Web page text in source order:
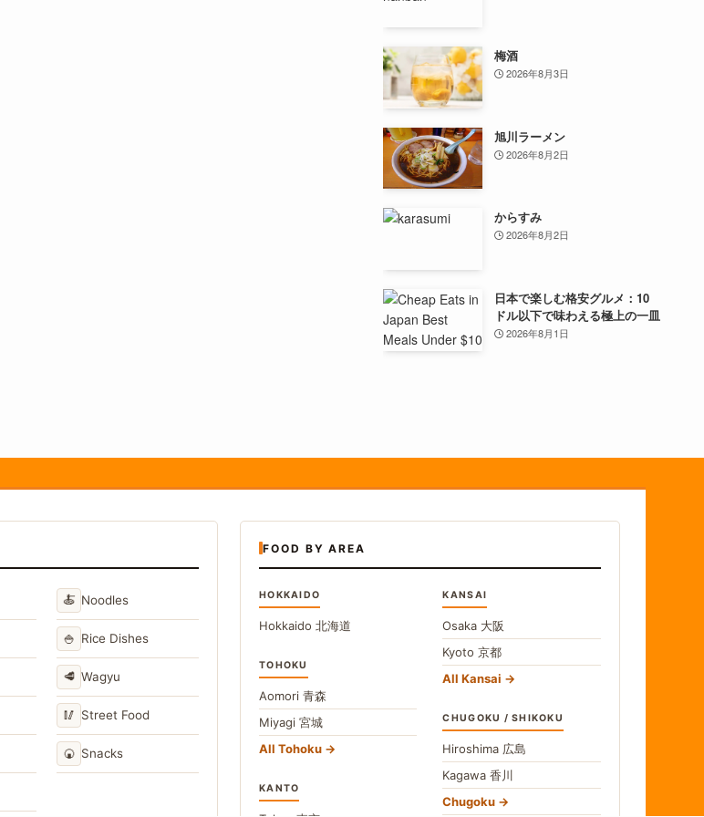
梅酒
2026年8月3日
旭川ラーメン
2026年8月2日
からすみ
2026年8月2日
日本で楽しむ格安グルメ：10
ドル以下で味わえる極上の一皿
2026年8月1日
🍝 Noodles
🍚 Rice Dishes
🥩 Wagyu
🥢 Street Food
🍘 Snacks
FOOD BY AREA
HOKKAIDO
Hokkaido 北海道
TOHOKU
Aomori 青森
Miyagi 宮城
All Tohoku
KANTO
KANSAI
Osaka 大阪
Kyoto京都
All Kansai
CHUGOKU / SHIKOKU
Hiroshima 広島
Kagawa香川
Chugoku